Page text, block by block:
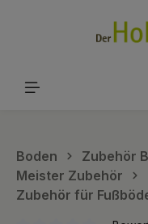
Boden
Zubehör
Meister Zubehör
Zubehör für